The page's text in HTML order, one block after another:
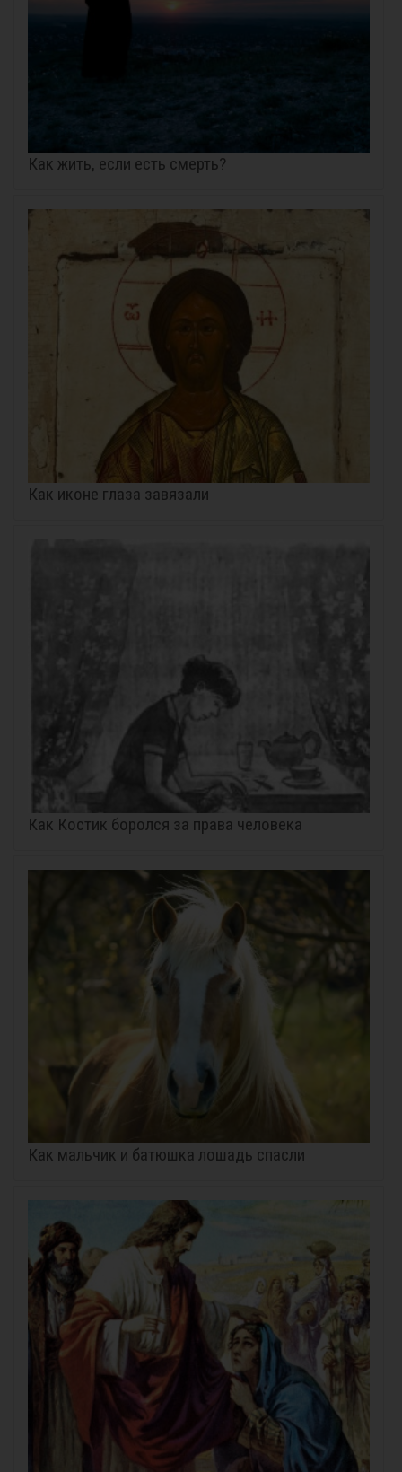
Как жить, если есть смерть?
Как иконе глаза завязали
Как Костик боролся за права человека
Как мальчик и батюшка лошадь спасли